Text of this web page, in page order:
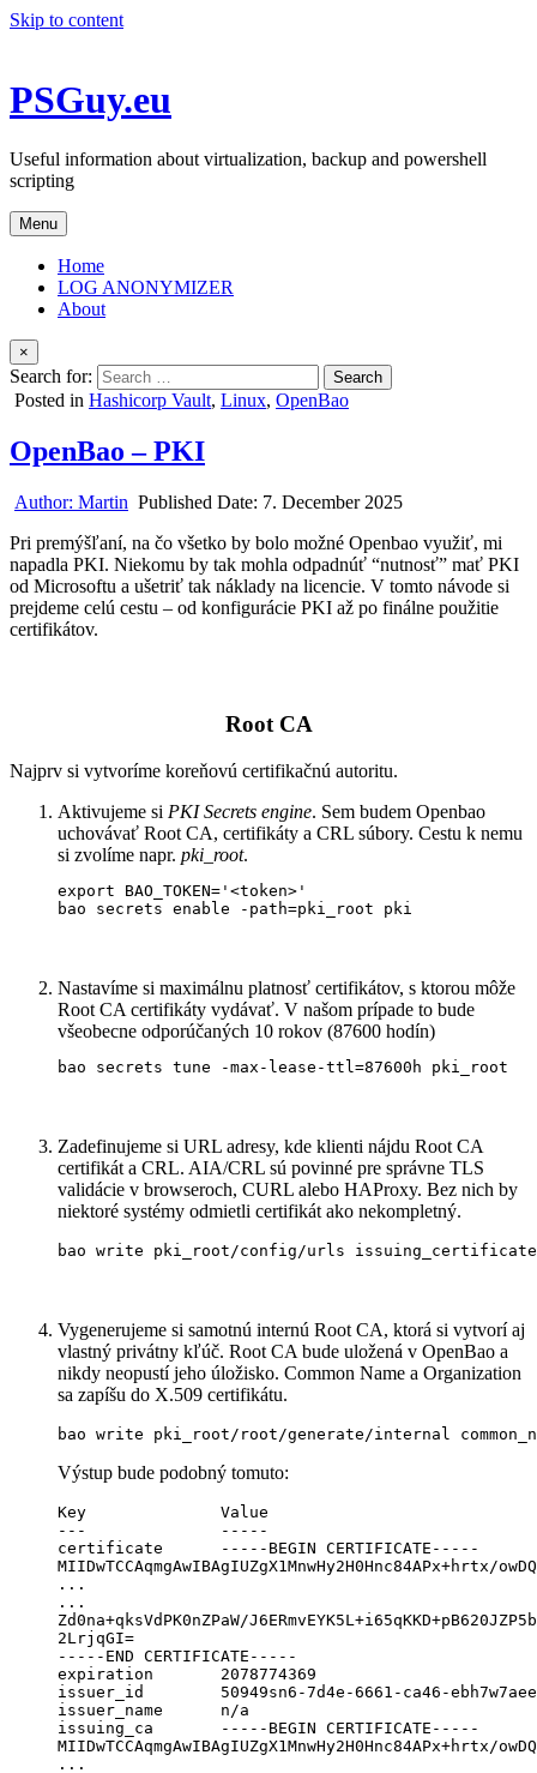
Skip to content
PSGuy.eu
Useful information about virtualization, backup and powershell
scripting
Menu
Home
LOG ANONYMIZER
About
×
Search for:
Posted in Hashicorp Vault, Linux, OpenBao
OpenBao – PKI
Author: Martin Published Date: 7. December 2025
Pri premýšľaní, na čo všetko by bolo možné Openbao využiť, mi
napadla PKI. Niekomu by tak mohla odpadnúť “nutnosť” mať PKI
od Microsoftu a ušetriť tak náklady na licencie. V tomto návode si
prejdeme celú cestu – od konfigurácie PKI až po finálne použitie
certifikátov.
Root CA
Najprv si vytvoríme koreňovú certifikačnú autoritu.
Aktivujeme si PKI Secrets engine. Sem budem Openbao
uchovávať Root CA, certifikáty a CRL súbory. Cestu k nemu
si zvolíme napr. pki_root.
export BAO_TOKEN='<token>'
bao secrets enable -path=pki_root pki
Nastavíme si maximálnu platnosť certifikátov, s ktorou môže
Root CA certifikáty vydávať. V našom prípade to bude
všeobecne odporúčaných 10 rokov (87600 hodín)
bao secrets tune -max-lease-ttl=87600h pki_root
Zadefinujeme si URL adresy, kde klienti nájdu Root CA
certifikát a CRL. AIA/CRL sú povinné pre správne TLS
validácie v browseroch, CURL alebo HAProxy. Bez nich by
niektoré systémy odmietli certifikát ako nekompletný.
bao write pki_root/config/urls
Vygenerujeme si samotnú internú Root CA, ktorá si vytvorí aj
vlastný privátny kľúč. Root CA bude uložená v OpenBao a
nikdy neopustí jeho úložisko. Common Name a Organization
sa zapíšu do X.509 certifikátu.
bao write pki_root/root/generate/internal
Výstup bude podobný tomuto:
Key              Value
---              -----
certificate      -----BEGIN CERTIFICATE-----
MIIDwTCCAqmgAwIBAgIUZgX1MnwHy2H0Hnc84APx+hrtx/
...
...
Zd0na+qksVdPK0nZPaW/
2LrjqGI=
-----END CERTIFICATE-----
expiration       2078774369
issuer_id        50949sn6-7d4e-6661-ca46-
issuer_name      n/a
issuing_ca       -----BEGIN CERTIFICATE-----
MIIDwTCCAqmgAwIBAgIUZgX1MnwHy2H0Hnc84APx+hrtx/
...